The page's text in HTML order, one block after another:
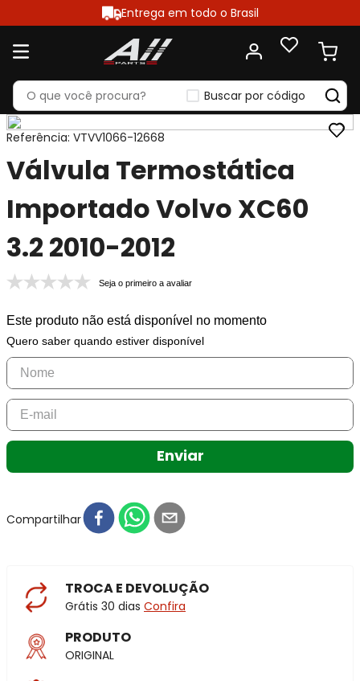
Entrega em todo o Brasil
Buscar por código
Referência: VTVV1066-12668
Válvula Termostática
Importado Volvo XC60
3.2 2010-2012
Seja o primeiro a avaliar
Este produto não está disponível no momento
Quero saber quando estiver disponível
Enviar
Compartilhar
TROCA E DEVOLUÇÃO
Grátis 30 dias Confira
PRODUTO
ORIGINAL